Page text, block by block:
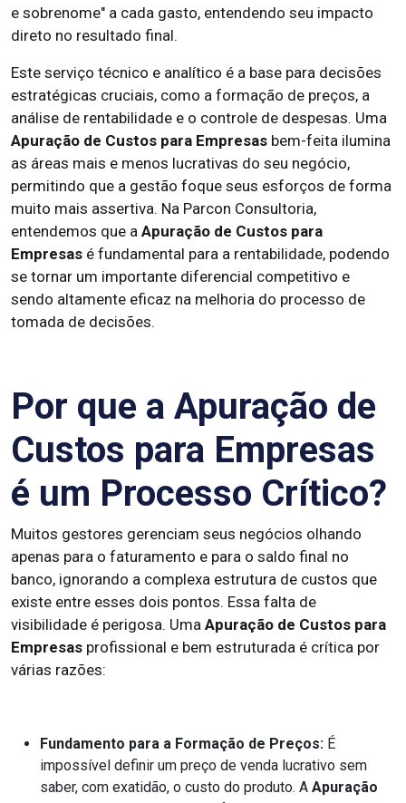
e sobrenome" a cada gasto, entendendo seu impacto
direto no resultado final.
Este serviço técnico e analítico é a base para decisões
estratégicas cruciais, como a formação de preços, a
análise de rentabilidade e o controle de despesas. Uma
Apuração de Custos para Empresas bem-feita ilumina
as áreas mais e menos lucrativas do seu negócio,
permitindo que a gestão foque seus esforços de forma
muito mais assertiva. Na Parcon Consultoria,
entendemos que a Apuração de Custos para
Empresas é fundamental para a rentabilidade, podendo
se tornar um importante diferencial competitivo e
sendo altamente eficaz na melhoria do processo de
tomada de decisões.
Por que a Apuração de
Custos para Empresas
é um Processo Crítico?
Muitos gestores gerenciam seus negócios olhando
apenas para o faturamento e para o saldo final no
banco, ignorando a complexa estrutura de custos que
existe entre esses dois pontos. Essa falta de
visibilidade é perigosa. Uma Apuração de Custos para
Empresas profissional e bem estruturada é crítica por
várias razões:
Fundamento para a Formação de Preços: É
impossível definir um preço de venda lucrativo sem
saber, com exatidão, o custo do produto. A Apuração